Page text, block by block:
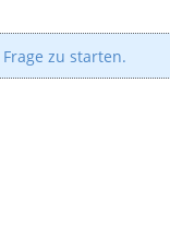
zu starten.